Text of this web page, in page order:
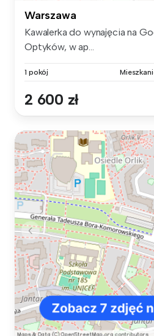
Warszawa
Kawalerka do wynajęcia na
Optyków, w ap...
1 pokój
2 600 zł